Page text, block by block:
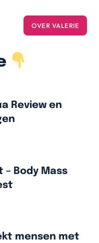
OVER VALERIE
Review en
– Body Mass
mensen met